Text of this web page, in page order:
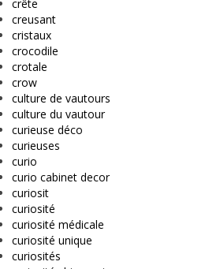
crête
creusant
cristaux
crocodile
crotale
crow
culture de vautours
culture du vautour
curieuse déco
curieuses
curio
curio cabinet decor
curiosit
curiosité
curiosité médicale
curiosité unique
curiosités